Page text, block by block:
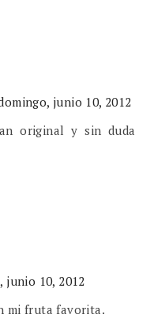
junio 10, 2012
original y sin duda
junio 10, 2012
mi fruta favorita.